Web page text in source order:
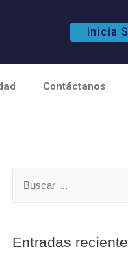
Inicia
Contáctanos
Entradas